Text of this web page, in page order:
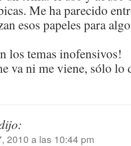
Me ha parecido
esos papeles para
los temas inofensivos!
va ni me viene, sólo lo
2010 a las 10:44 pm